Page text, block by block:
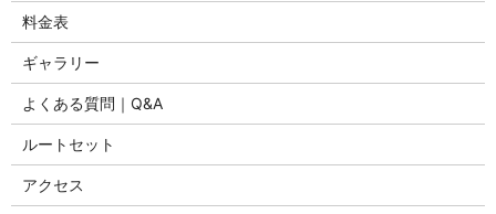
料金表
ギャラリー
よくある質問｜Q&A
ルートセット
アクセス